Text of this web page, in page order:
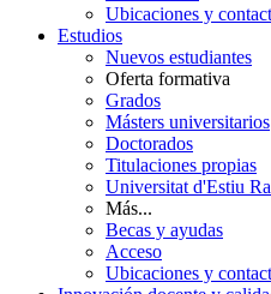
Ubicaciones y
Estudios
Nuevos estudiantes
Oferta formativa
Grados
Másters universitarios
Doctorados
Titulaciones propias
Universitat d'Estiu
Más...
Becas y ayudas
Acceso
Ubicaciones y